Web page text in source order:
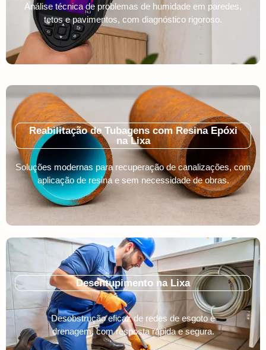
Análise técnica de problemas de humidade em paredes,
tetos e pavimentos, com diagnóstico rigoroso.
Reabilitação de Tubagens com Resina Epóxi
na Lixa
Soluções modernas para recuperação de canalizações, com
aplicação de resina e sem necessidade de obras.
Desentupimento na Lixa
Desobstrução eficaz de redes de esgoto e
drenagem, com resposta rápida e segura.